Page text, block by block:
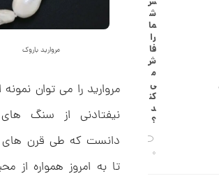
مروارید باروک
مروارید را می ­توان
نیفتادنی از سنگ
دانست که طی قرن های
تا به امروز همواره از
ش
ما
را
فا
ش
م
ی‌
کن
د
؟
0
ط
ل
ا
ا
ز
ک
ل
ش
م
0
,
2
9
4
,
0
0